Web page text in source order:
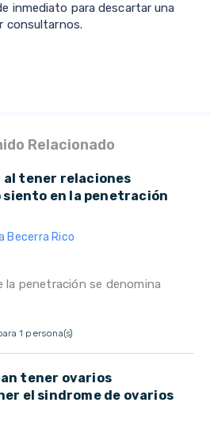
inmediato para descartar una
consultarnos.
Relacionado
tener relaciones
siento en la penetración
Becerra Rico
la penetración se denomina
1 persona(s)
tener ovarios
el sindrome de ovarios